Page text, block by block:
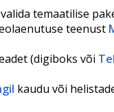
temaatilise
teenust
(digiboks või
kaudu või